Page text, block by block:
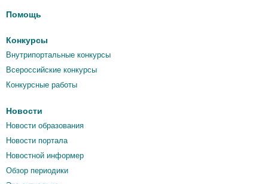
Помощь
Конкурсы
Внутрипортальные конкурсы
Всероссийские конкурсы
Конкурсные работы
Новости
Новости образования
Новости портала
Новостной информер
Обзор периодики